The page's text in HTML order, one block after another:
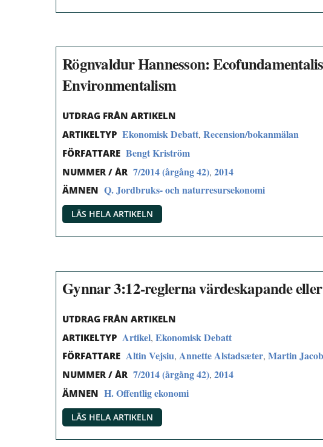
Rögnvaldur Hannesson:
Environmentalism
UTDRAG FRÅN ARTIKELN
ARTIKELTYP Ekonomisk Debatt, Recension/bokanmälan
FÖRFATTARE Bengt Kriström
NUMMER / ÅR 7/2014 (årgång 42), 2014
ÄMNEN Q. Jordbruks- och naturresursekonomi
LÄS HELA ARTIKELN
Gynnar 3:12-reglerna värdeskapande
UTDRAG FRÅN ARTIKELN
ARTIKELTYP Artikel, Ekonomisk Debatt
FÖRFATTARE Altin Vejsiu, Annette Alstadsæter, Martin Jacob
NUMMER / ÅR 7/2014 (årgång 42), 2014
ÄMNEN H. Offentlig ekonomi
LÄS HELA ARTIKELN